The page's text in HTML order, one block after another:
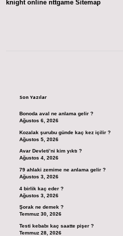
knight online nttgame Sitemap
Son Yazılar
Bonoda aval ne anlama gelir ?
Ağustos 6, 2026
Kozalak şurubu günde kaç kez içilir ?
Ağustos 5, 2026
Avar Devleti’ni kim yıktı ?
Ağustos 4, 2026
79 ahlaki zemime ne anlama gelir ?
Ağustos 3, 2026
4 birlik kaç eder ?
Ağustos 3, 2026
Şorak ne demek ?
Temmuz 30, 2026
Testi kebabı kaç saatte pişer ?
Temmuz 28, 2026